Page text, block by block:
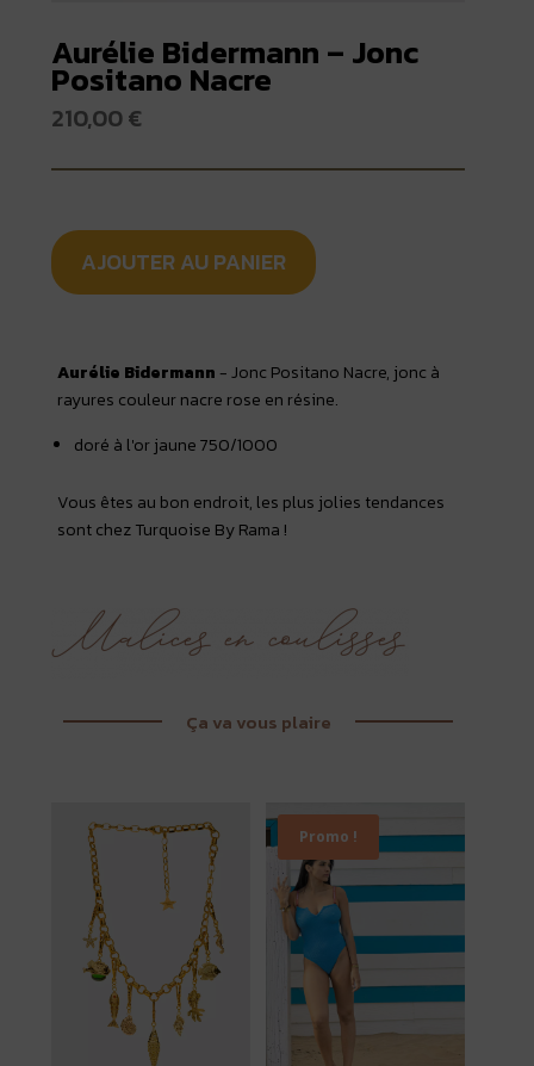
Aurélie Bidermann – Jonc
Positano Nacre
210,00€
AJOUTER AU PANIER
Aurélie Bidermann - Jonc Positano Nacre, jonc à
rayures couleur nacre rose en résine.
doré à l'or jaune 750/1000
Vous êtes au bon endroit, les plus jolies tendances
sont chez Turquoise By Rama !
Ça va vous plaire
Promo !